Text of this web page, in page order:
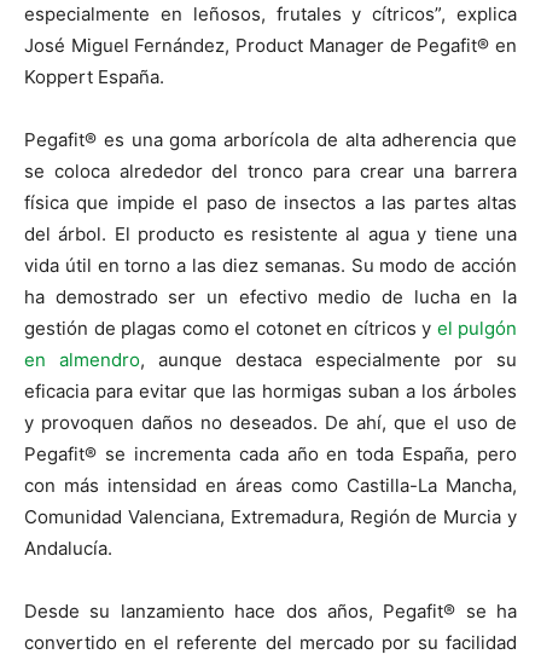
especialmente en leñosos, frutales y cítricos”, explica
José Miguel Fernández, Product Manager de Pegafit® en
Koppert España.
Pegafit® es una goma arborícola de alta adherencia que
se coloca alrededor del tronco para crear una barrera
física que impide el paso de insectos a las partes altas
del árbol. El producto es resistente al agua y tiene una
vida útil en torno a las diez semanas. Su modo de acción
ha demostrado ser un efectivo medio de lucha en la
gestión de plagas como el cotonet en cítricos y el pulgón
en almendro, aunque destaca especialmente por su
eficacia para evitar que las hormigas suban a los árboles
y provoquen daños no deseados. De ahí, que el uso de
Pegafit® se incrementa cada año en toda España, pero
con más intensidad en áreas como Castilla-La Mancha,
Comunidad Valenciana, Extremadura, Región de Murcia y
Andalucía.
Desde su lanzamiento hace dos años, Pegafit® se ha
convertido en el referente del mercado por su facilidad